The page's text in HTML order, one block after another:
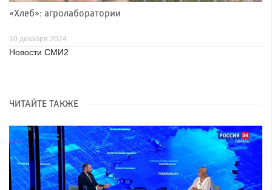
«Хлеб»: агролаборатории
10 декабря 2024
Новости СМИ2
ЧИТАЙТЕ ТАКЖЕ